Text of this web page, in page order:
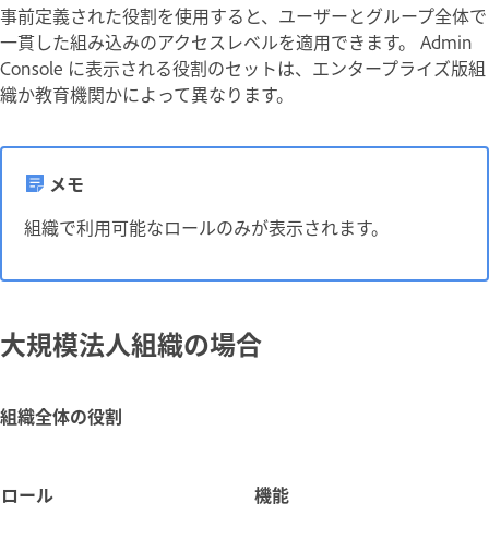
事前定義された役割を使用すると、ユーザーとグループ全体で
一貫した組み込みのアクセスレベルを適用できます。 Admin
Console に表示される役割のセットは、エンタープライズ版組
織か教育機関かによって異なります。
メモ
組織で利用可能なロールのみが表示されます。
大規模法人組織の場合
組織全体の役割
ロール 機能